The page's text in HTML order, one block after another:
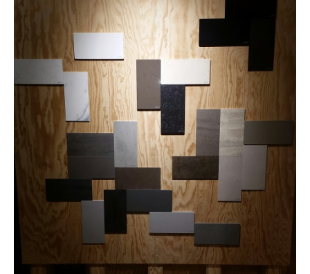
Bauknecht
Berbel
Bora
Blanco
Siemens
Referenzen